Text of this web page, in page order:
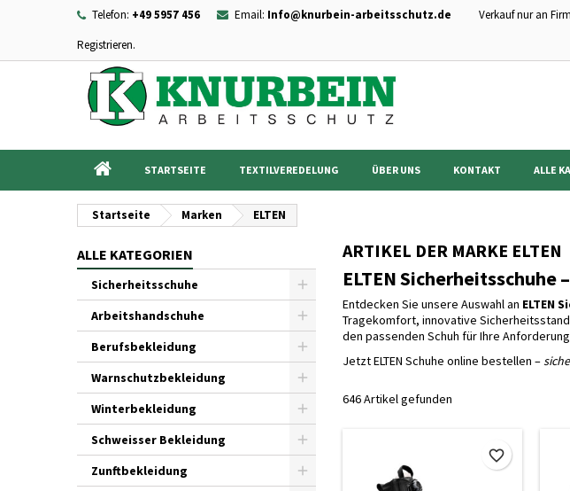
Telefon: +49 5957 456 Email: Info@knurbein-arbeitsschutz.de
Verkauf nur an
Registrieren.
STARTSEITE TEXTILVEREDELUNG ÜBER UNS KONTAKT ALLE
Startseite Marken ELTEN
ALLE KATEGORIEN
Sicherheitsschuhe
Arbeitshandschuhe
Berufsbekleidung
Warnschutzbekleidung
Winterbekleidung
Schweisser Bekleidung
Zunftbekleidung
ARTIKEL DER MARKE ELTEN
ELTEN
Entdecken Sie unsere Auswahl an ELTEN
Tragekomfort, innovative
den passenden Schuh für Ihre
Jetzt ELTEN Schuhe online bestellen –
646 Artikel gefunden
favorite_border
add_circle_outline
((confirmMessage))
Name der Wunschliste
Sie müssen angemeldet sein, um